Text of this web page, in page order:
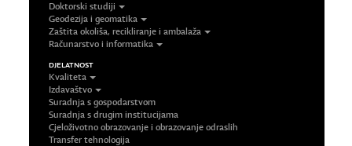
Doktorski studiji
Geodezija i geomatika
Zaštita okoliša, recikliranje i ambalaža
Računarstvo i informatika
DJELATNOST
Kvaliteta
Izdavaštvo
Suradnja s gospodarstvom
Suradnja s drugim institucijama
Cjeloživotno obrazovanje i obrazovanje odraslih
Transfer tehnologija